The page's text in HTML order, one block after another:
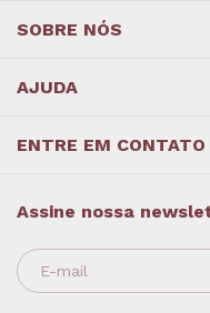
SOBRE NÓS
AJUDA
ENTRE EM CONTATO
Assine nossa